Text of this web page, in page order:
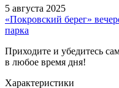
5 августа 2025
«Покровский берег»
парка
Приходите и убедитесь
в любое время дня!
Характеристики